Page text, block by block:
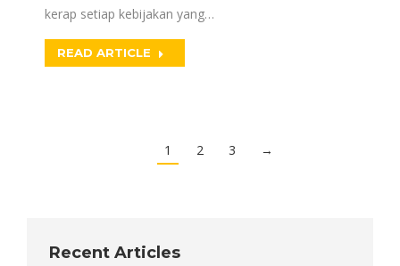
kerap setiap kebijakan yang…
READ ARTICLE
1 2 3 →
Recent Articles